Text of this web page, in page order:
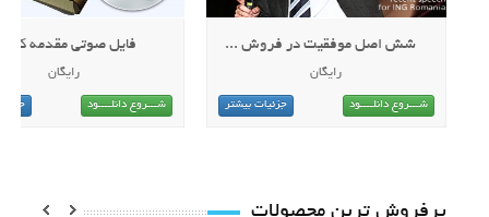
شش اصل موفقیت در فروش ...
شـــروع دانلــــود جزئیات بیشتر
ایجاد برند در فروش
شـــروع دانلــــود جزئیات بیشتر
پرفروش ترین محصولات